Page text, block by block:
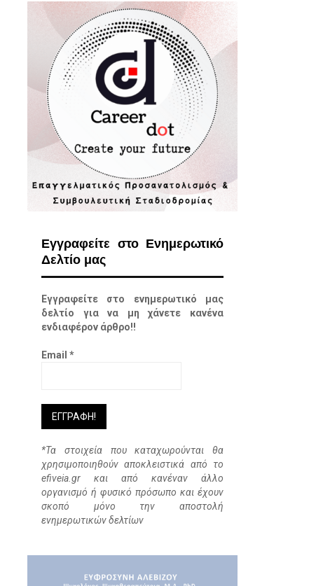
Εγγραφείτε στο Ενημερωτικό
Δελτίο μας
Εγγραφείτε στο ενημερωτικό μας
δελτίο για να μη χάνετε κανένα
ενδιαφέρον άρθρο!!
Email *
*Τα στοιχεία που καταχωρούνται θα
χρησιμοποιηθούν αποκλειστικά από το
efiveia.gr και από κανέναν άλλο
οργανισμό ή φυσικό πρόσωπο και έχουν
σκοπό μόνο την αποστολή
ενημερωτικών δελτίων